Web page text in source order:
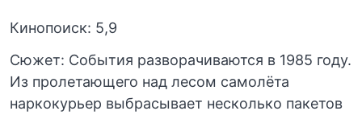
Кинопоиск: 5,9
Сюжет: События разворачиваются в 1985 году.
Из пролетающего над лесом самолёта
наркокурьер выбрасывает несколько пакетов